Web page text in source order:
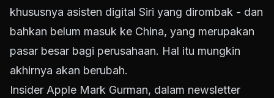
khususnya asisten digital Siri yang dirombak - dan
bahkan belum masuk ke China, yang merupakan
pasar besar bagi perusahaan. Hal itu mungkin
akhirnya akan berubah.
Insider Apple Mark Gurman, dalam newsletter